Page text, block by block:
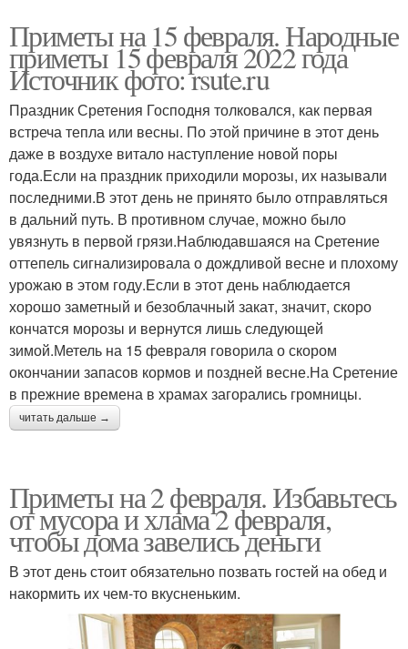
Приметы на 15 февраля. Народные
приметы 15 февраля 2022 года
Источник фото: rsute.ru
Праздник Сретения Господня толковался, как первая
встреча тепла или весны. По этой причине в этот день
даже в воздухе витало наступление новой поры
года.Если на праздник приходили морозы, их называли
последними.В этот день не принято было отправляться
в дальний путь. В противном случае, можно было
увязнуть в первой грязи.Наблюдавшаяся на Сретение
оттепель сигнализировала о дождливой весне и плохому
урожаю в этом году.Если в этот день наблюдается
хорошо заметный и безоблачный закат, значит, скоро
кончатся морозы и вернутся лишь следующей
зимой.Метель на 15 февраля говорила о скором
окончании запасов кормов и поздней весне.На Сретение
в прежние времена в храмах загорались громницы.
читать дальше →
Приметы на 2 февраля. Избавьтесь
от мусора и хлама 2 февраля,
чтобы дома завелись деньги
В этот день стоит обязательно позвать гостей на обед и
накормить их чем-то вкусненьким.